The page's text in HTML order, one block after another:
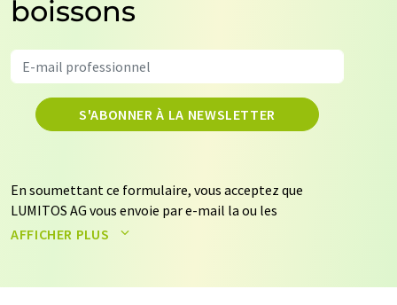
boissons
S'ABONNER À LA NEWSLETTER
En soumettant ce formulaire, vous acceptez que
LUMITOS AG vous envoie par e-mail la ou les
newsletters sélectionnées ci-dessus. Vos données ne
protection des données. LUMITOS peut vous contacter
AFFICHER PLUS